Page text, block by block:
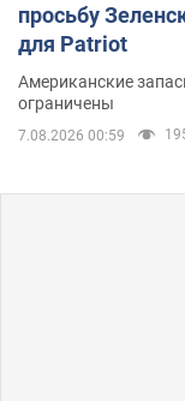
просьбу
для Patriot
Американские
ограничены
7.08.2026 00:59